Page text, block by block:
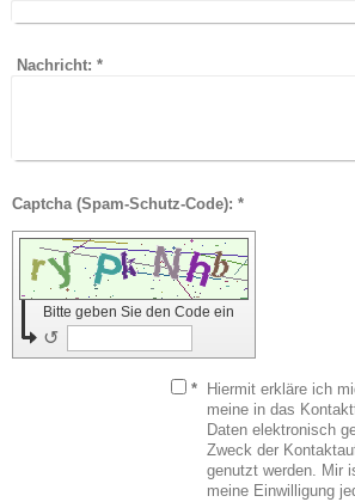
Nachricht: *
Captcha (Spam-Schutz-Code): *
Bitte geben Sie den Code ein
↺
*
Hiermit erkläre ich
meine in das
Daten elektronisch
Zweck der
genutzt werden. Mir
meine Einwilligung